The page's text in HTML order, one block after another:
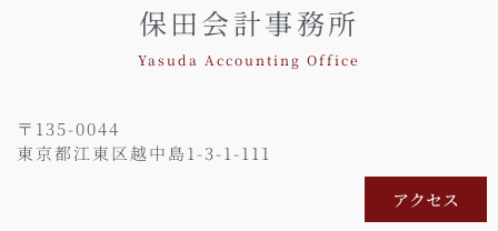
保田会計事務所
Yasuda Accounting Office
〒135-0044
東京都江東区越中島1-3-1-111
アクセス